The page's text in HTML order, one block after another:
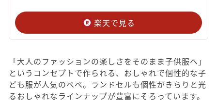
楽天で見る
「大人のファッションの楽しさをそのまま子供服へ」
というコンセプトで作られる、おしゃれで個性的な子
ども服が人気のべべ。ランドセルも個性がきらりと光
るおしゃれなラインナップが豊富にそろっています。